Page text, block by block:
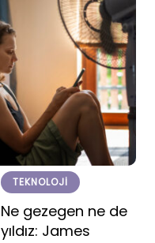
TEKNOLOJI
Ne gezegen ne de
yıldız: James